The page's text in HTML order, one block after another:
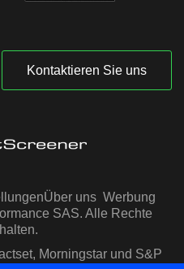
Kontaktieren Sie uns
Über uns Werbung
SAS. Alle Rechte
Morningstar und S&P